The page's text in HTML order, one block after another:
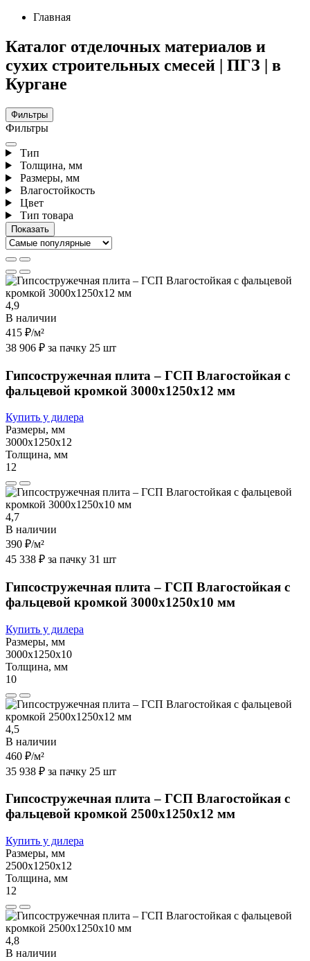
Главная
Каталог отделочных материалов и
сухих строительных смесей | ПГЗ | в
Кургане
Фильтры
Фильтры
Тип
Толщина, мм
Размеры, мм
Влагостойкость
Цвет
Тип товара
4,9
В наличии
415 ₽/м²
38 906 ₽ за пачку 25 шт
Гипсостружечная плита – ГСП Влагостойкая с
фальцевой кромкой 3000х1250х12 мм
Купить у дилера
Размеры, мм
3000х1250х12
Толщина, мм
12
4,7
В наличии
390 ₽/м²
45 338 ₽ за пачку 31 шт
Гипсостружечная плита – ГСП Влагостойкая с
фальцевой кромкой 3000х1250х10 мм
Купить у дилера
Размеры, мм
3000х1250х10
Толщина, мм
10
4,5
В наличии
460 ₽/м²
35 938 ₽ за пачку 25 шт
Гипсостружечная плита – ГСП Влагостойкая с
фальцевой кромкой 2500х1250х12 мм
Купить у дилера
Размеры, мм
2500х1250х12
Толщина, мм
12
4,8
В наличии